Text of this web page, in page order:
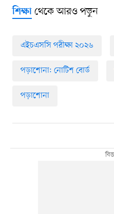
শিক্ষাথেকে আরও পড়ুন
এইচএসসি পরীক্ষা ২০২৬
পড়াশোনা: নোটিশ বোর্ড
পড়াশোনা